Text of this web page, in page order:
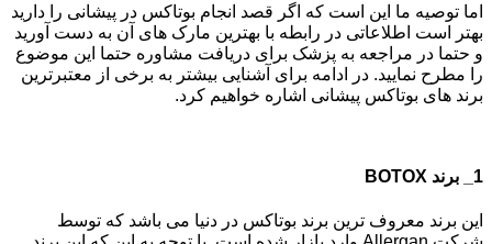
اما توصیه ما این است که اگر قصد انجام بوتاکس در پیشانی را دارید
بهتر است اطلاعاتی در رابطه با بهترین مارک های آن به دست آورید
و حتما در مراجعه به پزشک برای دریافت مشاوره حتما این موضوع
را مطرح نمایید. در ادامه برای آشنایی بیشتر به برخی از معتبرترین
برند های بوتاکس پیشانی اشاره خواهیم کرد.
1_ برند BOTOX
این برند معروف ترین برند بوتاکس در دنیا می باشد که توسط